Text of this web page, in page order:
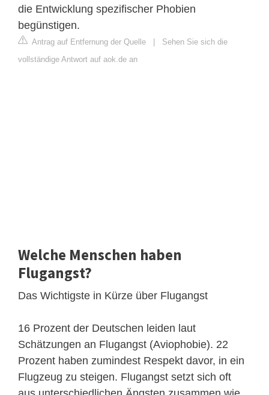
die Entwicklung spezifischer Phobien
begünstigen.
Antrag auf Entfernung der Quelle
Sehen Sie sich die
vollständige Antwort auf aok.de an
Welche Menschen haben
Flugangst?
Das Wichtigste in Kürze über Flugangst
16 Prozent der Deutschen leiden laut
Schätzungen an Flugangst (Aviophobie). 22
Prozent haben zumindest Respekt davor, in ein
Flugzeug zu steigen. Flugangst setzt sich oft